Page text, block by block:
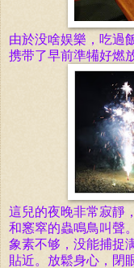
由於没啥娱樂，吃過
携带了早前準犕好燃
這兒的夜晚非常寂靜
和窸窣的蟲鳴鳥叫聲
象素不够，没能捕捉
貼近。放鬆身心，閉